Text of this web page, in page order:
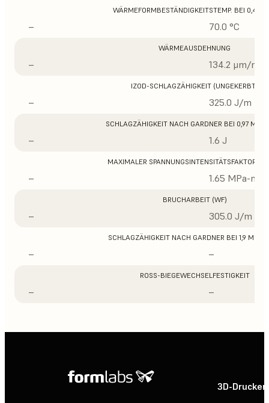
WÄRMEFORMBESTÄNDIGKEITSTEMP. BEI 0,45
– 70.0 °C
WÄRMEAUSDEHNUNG
– 134.2 μm/m/
IZOD-SCHLAGZÄHIGKEIT (UNGEKERBT)
– 325.0 J/m
SCHLAGZÄHIGKEIT NACH GARDNER BEI 0,97 MM
– 1.6 J
MAXIMALER SPANNUNGSINTENSITÄTSFAKTOR
– 1.65 MPa-m1/
BRUCHARBEIT (WF)
– 305.0 J/m
SCHLAGZÄHIGKEIT NACH GARDNER BEI 1,9 MM
– –
ROSS-BIEGEWECHSELFESTIGKEIT
– –
3D-Drucker